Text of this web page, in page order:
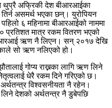
थुप्रै अफ्रिकी देश बीआरआईका
असमर्थ भएका छन्। युरोपियन
६ महिनामा बीआरआईको नाममा
प्रतिशत मात्र रकम वितरण भएको
ऋण नै लिएन। सन् २०१७ देखि
सो ऋण नलिएको हो।
गोप्य राख्नका लागि ऋण लिने
धेरै रकम दिने गरिएको छ।
विश्वसनीयता नै रहेन।
देशको अर्थतन्त्र नै डुबेपछि